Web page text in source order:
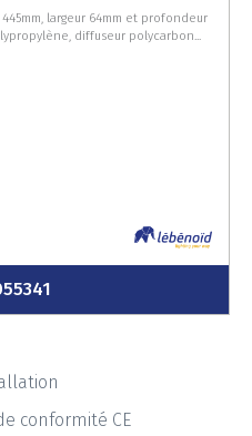
largeur 64mm et profondeur
diffuseur polycarbon...
conformité CE